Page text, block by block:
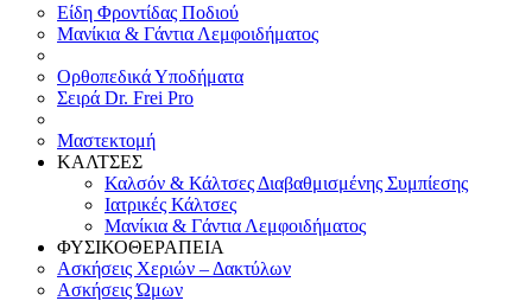
Είδη Φροντίδας Ποδιού
Μανίκια & Γάντια Λεμφοιδήματος
Ορθοπεδικά Υποδήματα
Σειρά Dr. Frei Pro
Μαστεκτομή
ΚΑΛΤΣΕΣ
Καλσόν & Κάλτσες Διαβαθμισμένης Συμπίεσης
Ιατρικές Κάλτσες
Μανίκια & Γάντια Λεμφοιδήματος
ΦΥΣΙΚΟΘΕΡΑΠΕΙΑ
Ασκήσεις Χεριών – Δακτύλων
Ασκήσεις Ώμων